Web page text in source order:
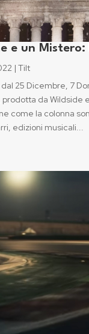
e un
|Tilt
25 Dicembre, 7
da Wildside
come la colonna
edizioni musicali...